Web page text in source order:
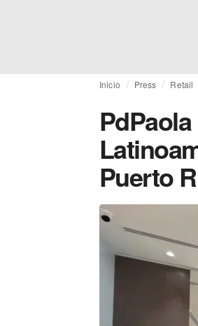
Inicio Press Retail
Puerto